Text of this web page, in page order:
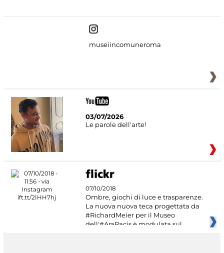
museiincomuneroma
03/07/2026
Le parole dell'arte!
07/10/2018
Ombre, giochi di luce e trasparenze.
La nuova nuova teca progettata da
#RichardMeier per il Museo
dell'#AraPacis è modulata sul